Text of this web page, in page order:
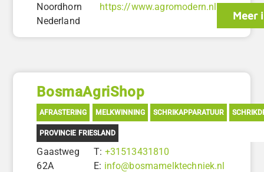
Noordhorn
Nederland
https://www.agromodern.nl
Meer
BosmaAgriShop
AFRASTERING MELKWINNING SCHRIKAPPARATUUR
PROVINCIE FRIESLAND
Gaastweg
62A
T: +31513431810
E: info@bosmamelktechniek.nl